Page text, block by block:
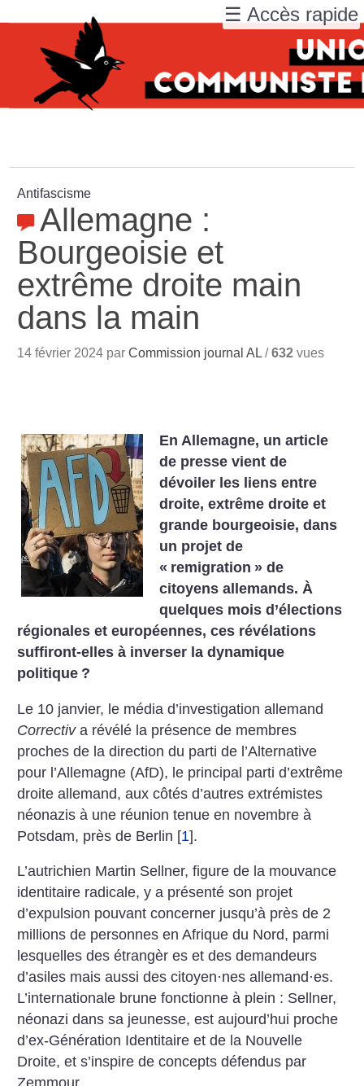
Antifascisme
Allemagne :
Bourgeoisie et
extrême droite main
dans la main
14 février 2024 parCommission journal AL /632 vues
En Allemagne, un article
de presse vient de
dévoiler les liens entre
droite, extrême droite et
grande bourgeoisie, dans
un projet de
« remigration » de
citoyens allemands. À
quelques mois d’élections
régionales et européennes, ces révélations
suffiront-elles à inverser la dynamique
politique ?
Le 10 janvier, le média d’investigation allemand
Correctiva révélé la présence de membres
proches de la direction du parti de l’Alternative
pour l’Allemagne (AfD), le principal parti d’extrême
droite allemand, aux côtés d’autres extrémistes
néonazis à une réunion tenue en novembre à
Potsdam, près de Berlin [1].
L’autrichien Martin Sellner, figure de la mouvance
identitaire radicale, y a présenté son projet
d’expulsion pouvant concerner jusqu’à près de 2
millions de personnes en Afrique du Nord, parmi
lesquelles des étrangèr es et des demandeurs
d’asiles mais aussi des citoyen·nes allemand ·es.
L’internationale brune fonctionne à plein : Sellner,
néonazi dans sa jeunesse, est aujourd’hui proche
d’ex-Génération Identitaire et de la Nouvelle
Droite, et s’inspire de concepts défendus par
☰ Accès rapide